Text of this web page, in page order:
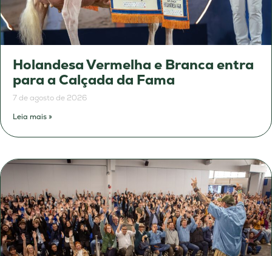
Holandesa Vermelha e Branca entra
para a Calçada da Fama
7 de agosto de 2026
Leia mais »